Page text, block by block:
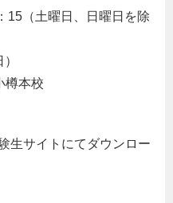
15（土曜日、日曜日を除
樽本校
生サイトにてダウンロー